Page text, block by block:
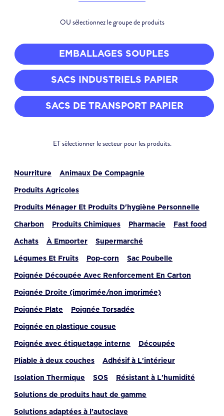
OU sélectionnez le groupe de produits
EMBALLAGES SOUPLES
SACS INDUSTRIELS PAPIER
SACS DE TRANSPORT PAPIER
ET sélectionner le secteur pour les produits.
Nourriture Animaux De Compagnie
Produits Agricoles
Produits Ménager Et Produits D'hygiène Personnelle
Charbon Produits Chimiques Pharmacie Fast food
Achats À Emporter Supermarché
Légumes Et Fruits Pop-corn Sac Poubelle
Poignée Découpée Avec Renforcement En Carton
Poignée Droite (imprimée/non imprimée)
Poignée Plate Poignée Torsadée
Poignée en plastique cousue
Poignée avec étiquetage interne Découpée
Pliable à deux couches Adhésif à L'intérieur
Isolation Thermique SOS Résistant à L'humidité
Solutions de produits haut de gamme
Solutions adaptées à l’autoclave